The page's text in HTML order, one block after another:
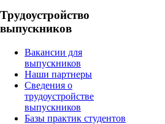
Трудоустройство
выпускников
Вакансии для
выпускников
Наши партнеры
Сведения о
трудоустройстве
выпускников
Базы практик студентов